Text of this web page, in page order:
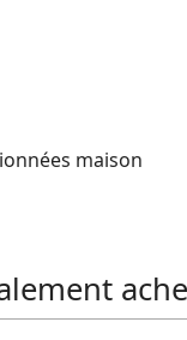
maison